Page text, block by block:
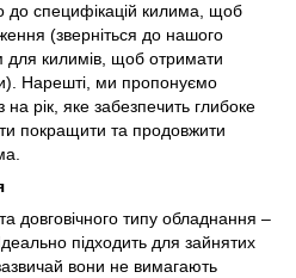
до специфікацій килима, щоб
(зверніться до нашого
для килимів, щоб отримати
Нарешті, ми пропонуємо
рік, яке забезпечить глибоке
покращити та продовжити
довговічного типу обладнання –
підходить для зайнятих
вони не вимагають